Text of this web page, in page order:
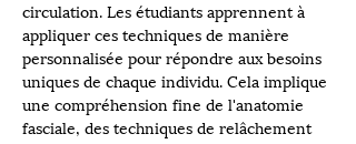
circulation. Les étudiants apprennent à
appliquer ces techniques de manière
personnalisée pour répondre aux besoins
uniques de chaque individu. Cela implique
une compréhension fine de l'anatomie
fasciale, des techniques de relâchement